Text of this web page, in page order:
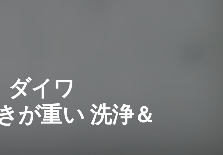
ダイワ
が重い 洗浄＆